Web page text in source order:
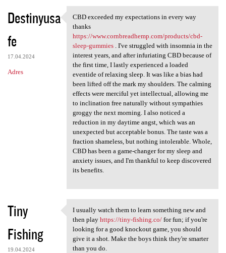
K
o
m
e
n
Destinyusa
fe
17.04.2024
Adres
CBD exceeded my expectations
CBD exceeded my expectations in every way
thanks
https://www.cornbreadhemp.com/products/cbd-
sleep-gummies. I've struggled with insomnia in the
interest years, and after infuriating CBD because of
the first time, I lastly experienced a loaded
eventide of relaxing sleep. It was like a bias had
been lifted off the mark my shoulders. The calming
effects were merciful yet intellectual, allowing me
to inclination free naturally without sympathies
groggy the next morning. I also noticed a
reduction in my daytime angst, which was an
unexpected but acceptable bonus. The taste was a
fraction shameless, but nothing intolerable. Whole,
CBD has been a game-changer for my sleep and
anxiety issues, and I'm thankful to keep discovered
its benefits.
Tiny
Fishing
19.04.2024
I usually watch them to learn
I usually watch them to learn something new and
then play https://tiny-fishing.co/for fun; if you're
looking for a good knockout game, you should
give it a shot. Make the boys think they're smarter
than you do.